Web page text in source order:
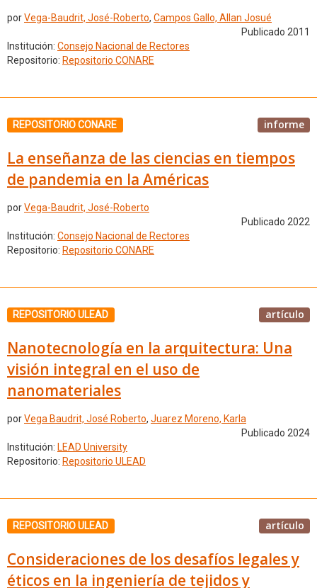
porVega-Baudrit, José-Roberto, Campos Gallo, Allan Josué
Publicado 2011
Institución: Consejo Nacional de Rectores
Repositorio: Repositorio CONARE
REPOSITORIO CONARE informe
La enseñanza de las ciencias en tiempos
de pandemia en la Américas
porVega-Baudrit, José-Roberto
Publicado 2022
Institución: Consejo Nacional de Rectores
Repositorio: Repositorio CONARE
REPOSITORIO ULEAD artículo
Nanotecnología en la arquitectura: Una
visión integral en el uso de
nanomateriales
porVega Baudrit, José Roberto, Juarez Moreno, Karla
Publicado 2024
Institución: LEAD University
Repositorio: Repositorio ULEAD
REPOSITORIO ULEAD artículo
Consideraciones de los desafíos legales y
éticos en la ingeniería de tejidos y